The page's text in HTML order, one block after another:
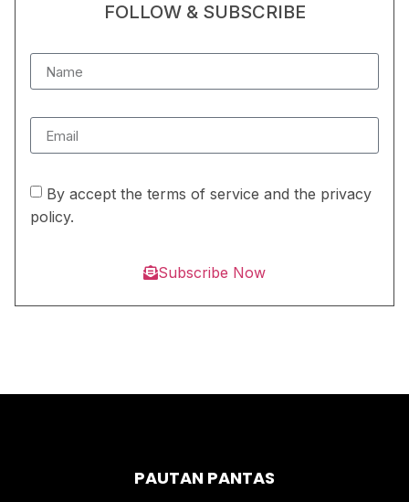
FOLLOW & SUBSCRIBE
By accept the terms of service and the privacy
policy.
Subscribe Now
PAUTAN PANTAS